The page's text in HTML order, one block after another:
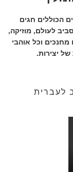
הכוללים חגים
לעולם, מוזיקה,
מחנכים וכל אוהבי
של יצירות.